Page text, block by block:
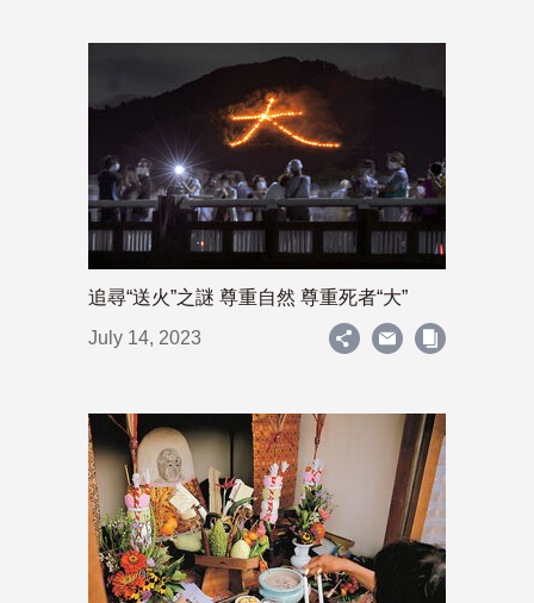
追尋“送火”之謎 尊重自然 尊重死者“大”
July 14, 2023